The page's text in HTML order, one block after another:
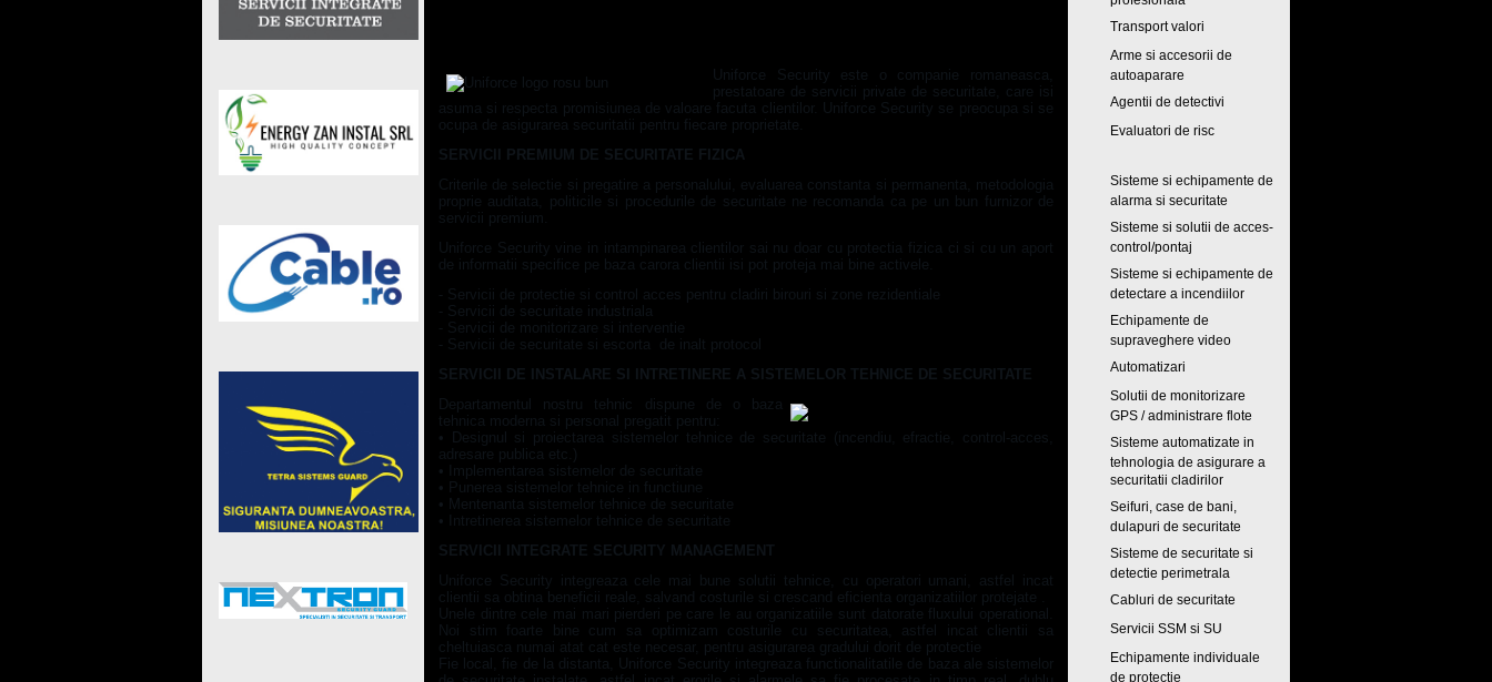
Uniforce Security este o companie romaneasca,
prestatoare de servicii private de securitate, care isi
asuma si respecta promisiunea de valoare facuta clientilor. Uniforce Security se preocupa si se
ocupa de asigurarea securitatii pentru fiecare proprietate.
SERVICII PREMIUM DE SECURITATE FIZICA
Criterile de selectie si pregatire a personalului, evaluarea constanta si permanenta, metodologia
proprie auditata, politicile si procedurile de securitate ne recomanda ca pe un bun furnizor de
servicii premium.
Uniforce Security vine in intampinarea clientilor sai nu doar cu protectia fizica ci si cu un aport
de informatii specifice pe baza carora clientii isi pot proteja mai bine activele.
- Servicii de protectie si control acces pentru cladiri birouri si zone rezidentiale
- Servicii de securitate industriala
- Servicii de monitorizare si interventie
- Servicii de securitate si escorta de inalt protocol
SERVICII DE INSTALARE SI INTRETINERE A SISTEMELOR TEHNICE DE SECURITATE
Departamentul nostru tehnic dispune de o baza
tehnica moderna si personal pregatit pentru:
• Designul si proiectarea sistemelor tehnice de securitate (incendiu, efractie, control-acces,
adresare publica etc.)
• Implementarea sistemelor de securitate
• Punerea sistemelor tehnice in functiune
• Mentenanta sistemelor tehnice de securitate
• Intretinerea sistemelor tehnice de securitate
SERVICII INTEGRATE SECURITY MANAGEMENT
Uniforce Security integreaza cele mai bune solutii tehnice, cu operatori umani, astfel incat
clientii sa obtina beneficii reale, salvand costurile si crescand eficienta organizatiilor protejate .
Unele dintre cele mai mari pierderi pe care le au organizatiile sunt datorate fluxului operational.
Noi stim foarte bine cum sa optimizam costurile cu securitatea, astfel incat clientii sa
cheltuiasca numai atat cat este necesar, pentru asigurarea gradului dorit de protectie
Fie local, fie de la distanta, Uniforce Security integreaza functionalitatile de baza ale sistemelor
Transport valori
Arme si accesorii de
autoaparare
Agentii de detectivi
Evaluatori de risc
Sisteme si echipamente de
alarma si securitate
Sisteme si solutii de acces-
control/pontaj
Sisteme si echipamente de
detectare a incendiilor
Echipamente de
supraveghere video
Automatizari
Solutii de monitorizare
GPS / administrare flote
Sisteme automatizate in
tehnologia de asigurare a
securitatii cladirilor
Seifuri, case de bani,
dulapuri de securitate
Sisteme de securitate si
detectie perimetrala
Cabluri de securitate
Servicii SSM si SU
Echipamente individuale
de protectie